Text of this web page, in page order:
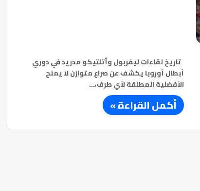
تاريخ لقاءات ليفربول وأتلتيكو مدريد في دوري
أبطال أوروبا يكشف عن صراع متوازن لا يمنح
الأفضلية المطلقة لأي طرف،…
أكمل القراءة »